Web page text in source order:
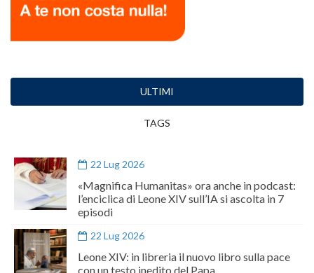
ULTIMI
TAGS
22 Lug 2026
«Magnifica Humanitas» ora anche in podcast:
l’enciclica di Leone XIV sull’IA si ascolta in 7
episodi
22 Lug 2026
Leone XIV: in libreria il nuovo libro sulla pace
con un testo inedito del Papa